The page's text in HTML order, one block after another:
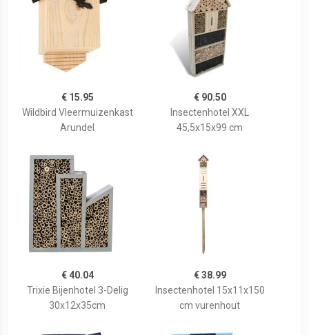
€ 15.95
Wildbird Vleermuizenkast
Arundel
€ 90.50
Insectenhotel XXL
45,5x15x99 cm
€ 40.04
Trixie Bijenhotel 3-Delig
30x12x35cm
€ 38.99
Insectenhotel 15x11x150
cm vurenhout